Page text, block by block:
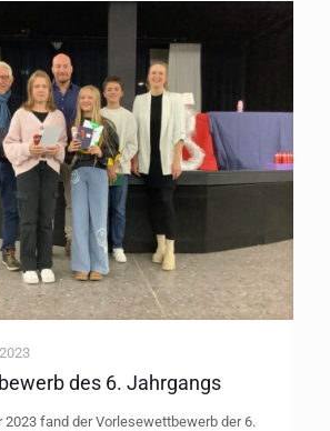
des 6. Jahrgangs
2023 fand der Vorlesewettbewerb der 6.